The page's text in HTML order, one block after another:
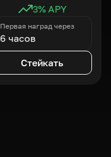
3% APY
Первая наград через
6 часов
Стейкать